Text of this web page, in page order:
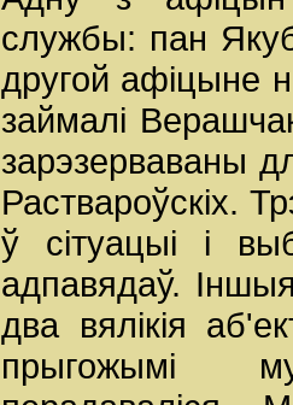
службы: пан
другой афіцыне
займалі
зарэзерваваны
Раствароўскіх.
ў сітуацыі і
адпавядаў.
два вялікія
прыгожымі